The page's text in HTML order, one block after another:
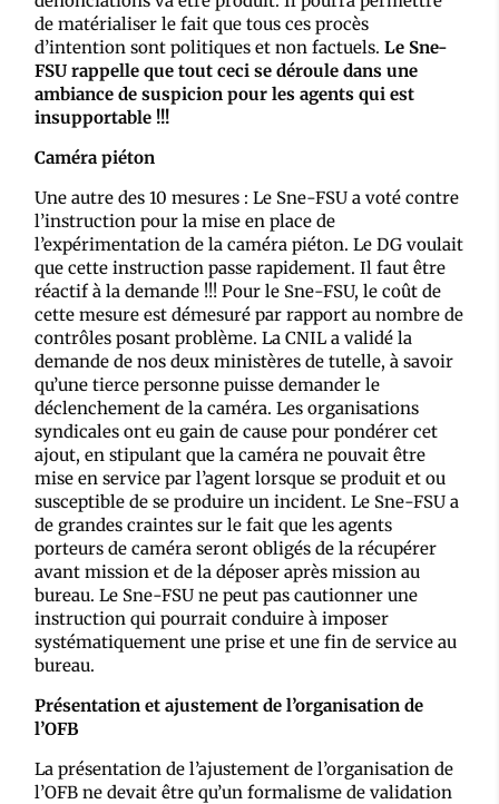
de matérialiser le fait que tous ces procès
d’intention sont politiques et non factuels.Le Sne-
FSU rappelle que tout ceci se déroule dans une
ambiance de suspicion pour les agents qui est
insupportable !!!
Caméra piéton
Une autre des 10 mesures : Le Sne-FSU a voté contre
l’instruction pour la mise en place de
l’expérimentation de la caméra piéton. Le DG voulait
que cette instruction passe rapidement. Il faut être
réactif à la demande !!! Pour le Sne-FSU, le coût de
cette mesure est démesuré par rapport au nombre de
contrôles posant problème. La CNIL a validé la
demande de nos deux ministères de tutelle, à savoir
qu’une tierce personne puisse demander le
déclenchement de la caméra. Les organisations
syndicales ont eu gain de cause pour pondérer cet
ajout, en stipulant que la caméra ne pouvait être
mise en service par l’agent lorsque se produit et ou
susceptible de se produire un incident. Le Sne-FSU a
de grandes craintes sur le fait que les agents
porteurs de caméra seront obligés de la récupérer
avant mission et de la déposer après mission au
bureau. Le Sne-FSU ne peut pas cautionner une
instruction qui pourrait conduire à imposer
systématiquement une prise et une fin de service au
bureau.
Présentation et ajustement de l’organisation de
l’OFB
La présentation de l’ajustement de l’organisation de
l’OFB ne devait être qu’un formalisme de validation